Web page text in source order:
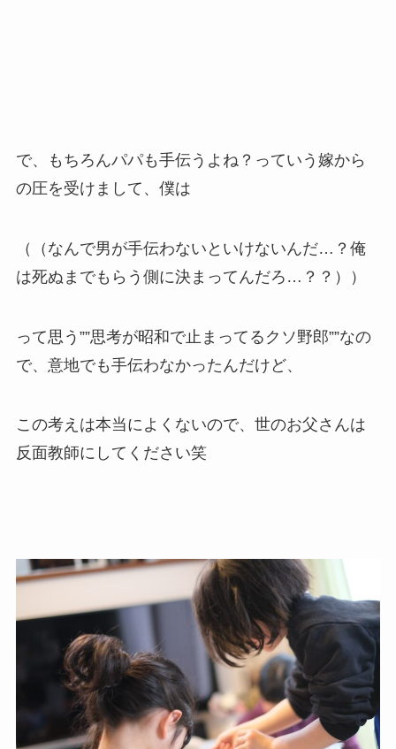
で、もちろんパパも手伝うよね？っていう嫁から
の圧を受けまして、僕は
（（なんで男が手伝わないといけないんだ…？俺
は死ぬまでもらう側に決まってんだろ…？？））
って思う””思考が昭和で止まってるクソ野郎””なの
で、意地でも手伝わなかったんだけど、
この考えは本当によくないので、世のお父さんは
反面教師にしてください笑